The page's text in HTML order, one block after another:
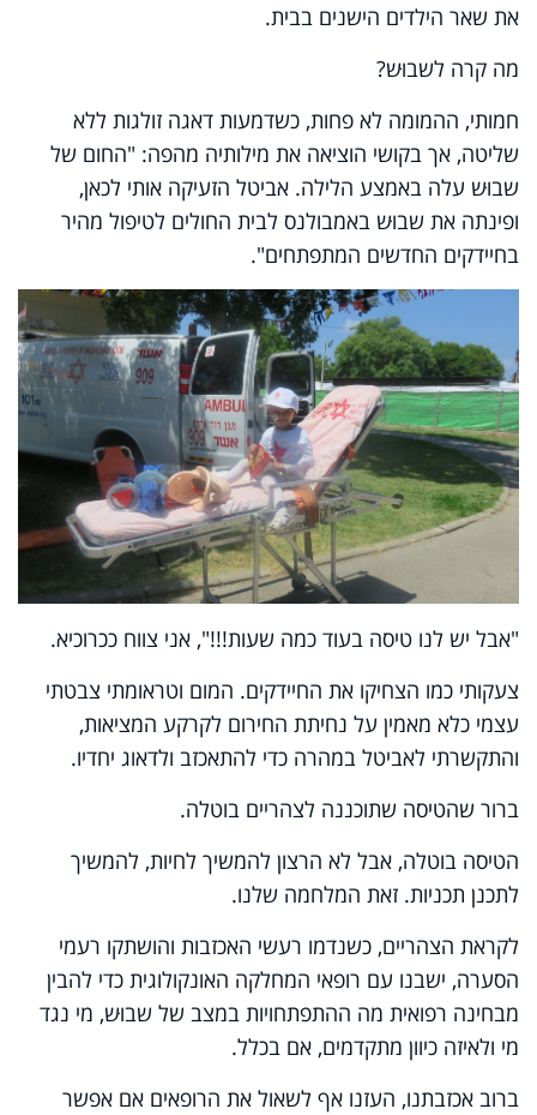
את שאר הילדים הישנים בבית.
מה קרה לשבוּש?
חמותי, ההמומה לא פחות, כשדמעות דאגה זולגות ללא
שליטה, אך בקושי הוציאה את מילותיה מהפה: "החום של
שבוּש עלה באמצע הלילה. אביטל הזעיקה אותי לכאן,
ופינתה את שבוּש באמבולנס לבית החולים לטיפול מהיר
בחיידקים החדשים המתפתחים".
"אבל יש לנו טיסה בעוד כמה שעות!!!", אני צווח ככרוכיא.
צעקותי כמו הצחיקו את החיידקים. המום וטראומתי צבטתי
עצמי כלא מאמין על נחיתת החירום לקרקע המציאות,
והתקשרתי לאביטל במהרה כדי להתאכזב ולדאוג יחדיו.
ברור שהטיסה שתוכננה לצהריים בוטלה.
הטיסה בוטלה, אבל לא הרצון להמשיך לחיות, להמשיך
לתכנן תכניות. זאת המלחמה שלנו.
לקראת הצהריים, כשנדמו רעשי האכזבות והושתקו רעמי
הסערה, ישבנו עם רופאי המחלקה האונקולוגית כדי להבין
מבחינה רפואית מה ההתפתחויות במצב של שבוּש, מי נגד
מי ולאיזה כיוון מתקדמים, אם בכלל.
ברוב אכזבתנו, העזנו אף לשאול את הרופאים אם אפשר